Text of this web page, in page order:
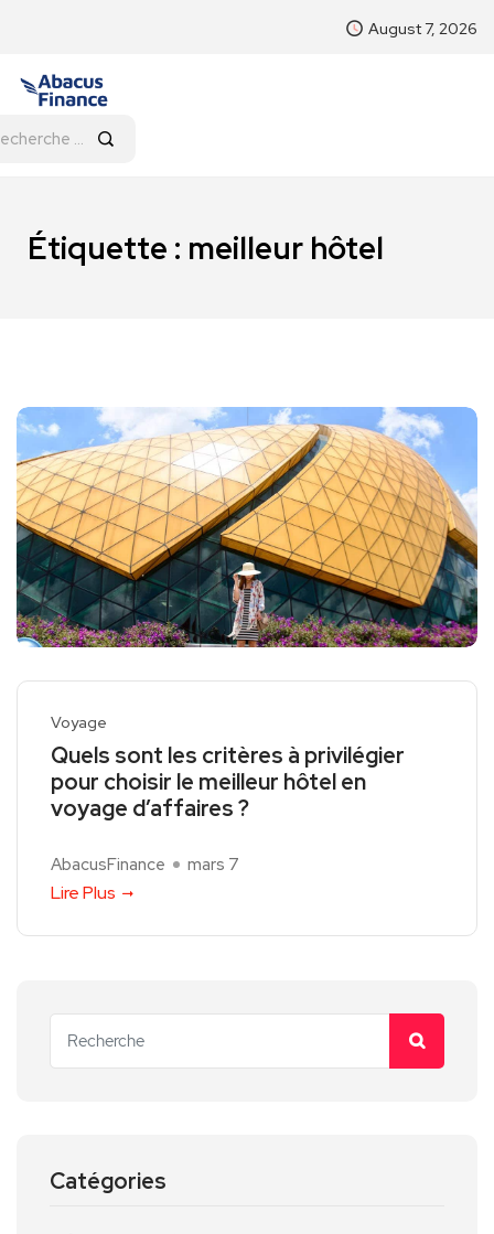
August 7, 2026
Étiquette : meilleur hôtel
Voyage
Quels sont les critères à privilégier
pour choisir le meilleur hôtel en
voyage d’affaires ?
AbacusFinance mars 7
Lire Plus
Catégories